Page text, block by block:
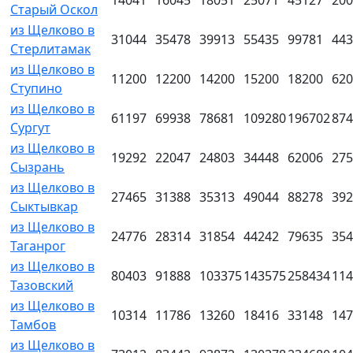
Старый Оскол
из Щелково в
Стерлитамак
31044 35478 39913 55435 99781
из Щелково в
Ступино
11200 12200 14200 15200 18200
из Щелково в
Сургут
61197 69938 78681 109280196702
из Щелково в
Сызрань
19292 22047 24803 34448 62006
из Щелково в
Сыктывкар
27465 31388 35313 49044 88278
из Щелково в
Таганрог
24776 28314 31854 44242 79635
из Щелково в
Тазовский
80403 91888 103375143575258434
из Щелково в
Тамбов
10314 11786 13260 18416 33148
из Щелково в